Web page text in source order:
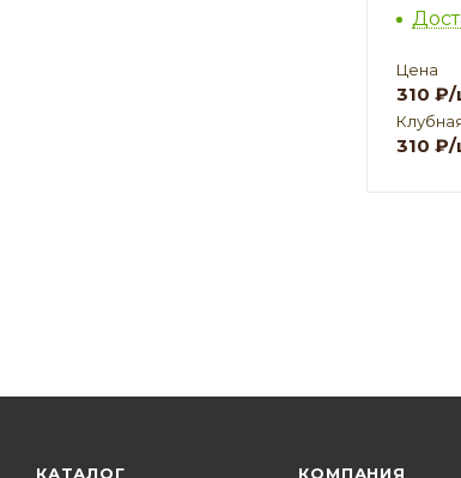
Цена
310 ₽/
310 ₽/
КАТАЛОГ КОМПАНИЯ